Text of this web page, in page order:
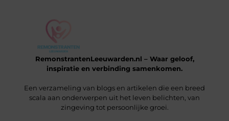
RemonstrantenLeeuwarden.nl – Waar geloof,
inspiratie en verbinding samenkomen.
Een verzameling van blogs en artikelen die een breed
scala aan onderwerpen uit het leven belichten, van
zingeving tot persoonlijke groei.